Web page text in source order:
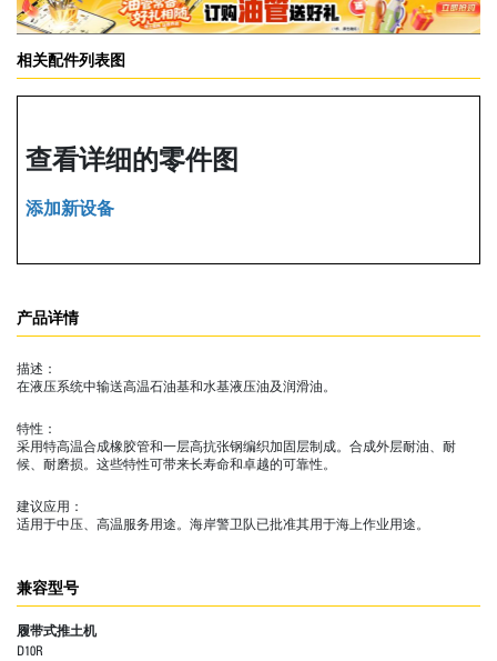
相关配件列表图
查看详细的零件图
添加新设备
产品详情
描述：
在液压系统中输送高温石油基和水基液压油及润滑油。
特性：
采用特高温合成橡胶管和一层高抗张钢编织加固层制成。合成外层耐油、耐
候、耐磨损。这些特性可带来长寿命和卓越的可靠性。
建议应用：
适用于中压、高温服务用途。海岸警卫队已批准其用于海上作业用途。
兼容型号
履带式推土机
D10R